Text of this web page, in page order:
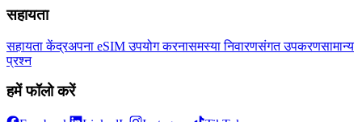
सहायता
सहायता केंद्रअपना eSIM उपयोग करनासमस्या निवारणसंगत उपकरणसामान्य
प्रश्न
हमें फॉलो करें